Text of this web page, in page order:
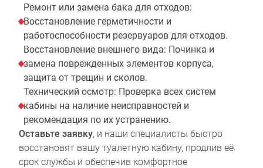
Ремонт или замена бака для отходов:
Восстановление герметичности и
работоспособности резервуаров для отходов.
Восстановление внешнего вида: Починка и
замена поврежденных элементов корпуса,
защита от трещин и сколов.
Технический осмотр: Проверка всех систем
кабины на наличие неисправностей и
рекомендация по их устранению.
Оставьте заявку, и наши специалисты быстро
восстановят вашу туалетную кабину, продлив её
срок службы и обеспечив комфортное